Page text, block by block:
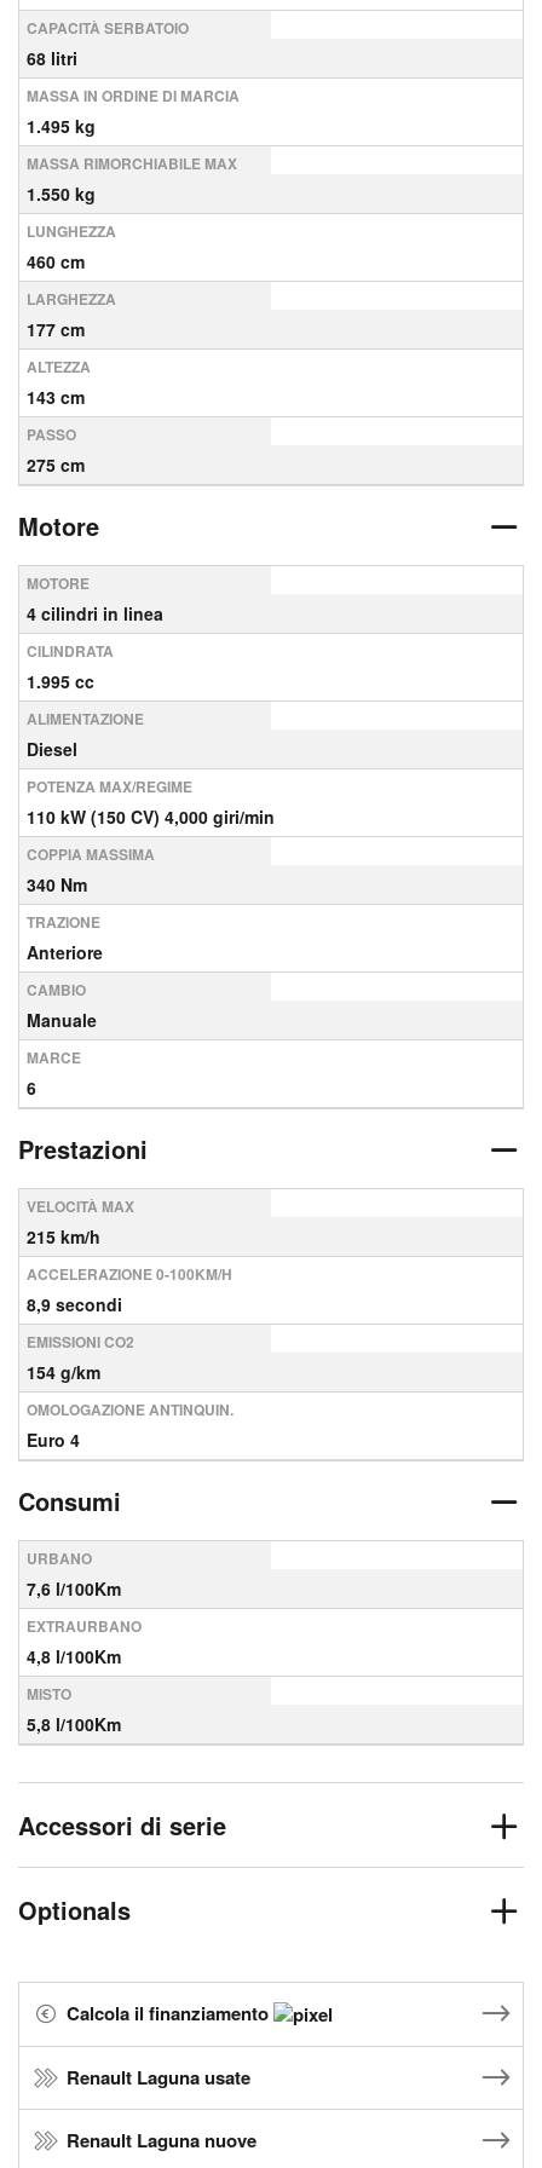
CAPACITÀ SERBATOIO
68 litri
MASSA IN ORDINE DI MARCIA
1.495 kg
MASSA RIMORCHIABILE MAX
1.550 kg
LUNGHEZZA
460 cm
LARGHEZZA
177 cm
ALTEZZA
143 cm
PASSO
275 cm
Motore
MOTORE
4 cilindri in linea
CILINDRATA
1.995 cc
ALIMENTAZIONE
Diesel
POTENZA MAX/REGIME
110 kW (150 CV) 4,000 giri/min
COPPIA MASSIMA
340 Nm
TRAZIONE
Anteriore
CAMBIO
Manuale
MARCE
6
Prestazioni
VELOCITÀ MAX
215 km/h
ACCELERAZIONE 0-100KM/H
8,9 secondi
EMISSIONI CO2
154 g/km
OMOLOGAZIONE ANTINQUIN.
Euro 4
Consumi
URBANO
7,6 l/100Km
EXTRAURBANO
4,8 l/100Km
MISTO
5,8 l/100Km
Accessori di serie
Optionals
Calcola il finanziamento
Renault Laguna usate
Renault Laguna nuove